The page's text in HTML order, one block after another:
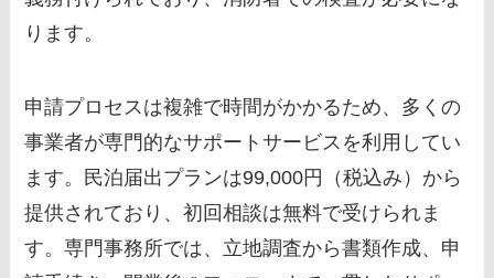
ります。
申請プロセスは複雑で時間がかかるため、多くの
事業者が専門的なサポートサービスを利用してい
ます。民泊届出プランは99,000円（税込み）から
提供されており、初回相談は無料で受けられま
す。専門事務所では、立地調査から書類作成、申